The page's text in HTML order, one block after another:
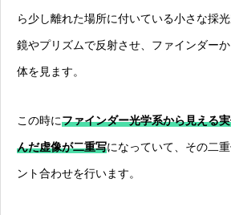
ら少し離れた場所に付いている小さな採
鏡やプリズムで反射させ、ファインダー
体を見ます。
この時にファインダー光学系から見える
んだ虚像が二重写になっていて、その二
ント合わせを行います。